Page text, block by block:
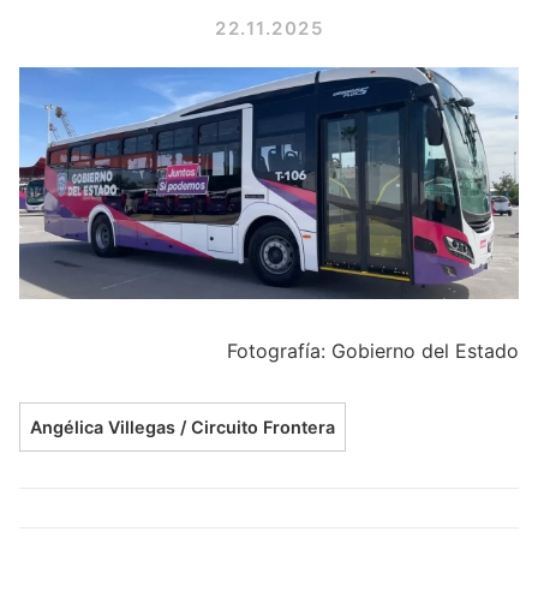
22.11.2025
Fotografía: Gobierno del Estado
Angélica Villegas / Circuito Frontera